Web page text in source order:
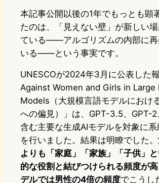
本記事公開以後の1年でもっとも顕
たのは、「見えない壁」が新しい
ている——アルゴリズムの内部に再
いる——という事実です。
UNESCOが2024年3月に公表した
Against Women and Girls in Large
Models（大規模言語モデルにおけ
への偏見）」は、GPT-3.5、GPT-
含む主要な生成AIモデルを対象に
を行いました。結果は明瞭でした。
よりも「家庭」「家族」「子供」
的な役割と結びつけられる頻度が
デルでは男性の4倍の頻度でこうし